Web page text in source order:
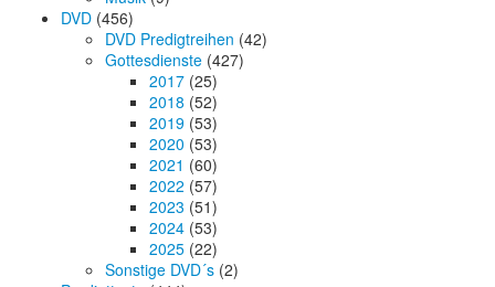
DVD (456)
DVD Predigtreihen (42)
Gottesdienste (427)
2017 (25)
2018 (52)
2019 (53)
2020 (53)
2021 (60)
2022 (57)
2023 (51)
2024 (53)
2025 (22)
Sonstige DVD´s (2)